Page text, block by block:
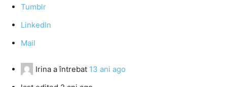
Tumblr
LinkedIn
Mail
Irina a întrebat 13 ani ago